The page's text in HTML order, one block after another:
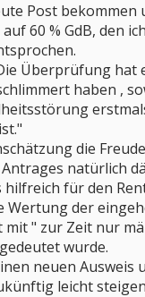
Post bekommen
60 % GdB, den
Überprüfung hat
haben ,
die
natürlich
hilfreich für den
Wertung der
mit " zur Zeit nur
wurde.
neuen Ausweis
leicht